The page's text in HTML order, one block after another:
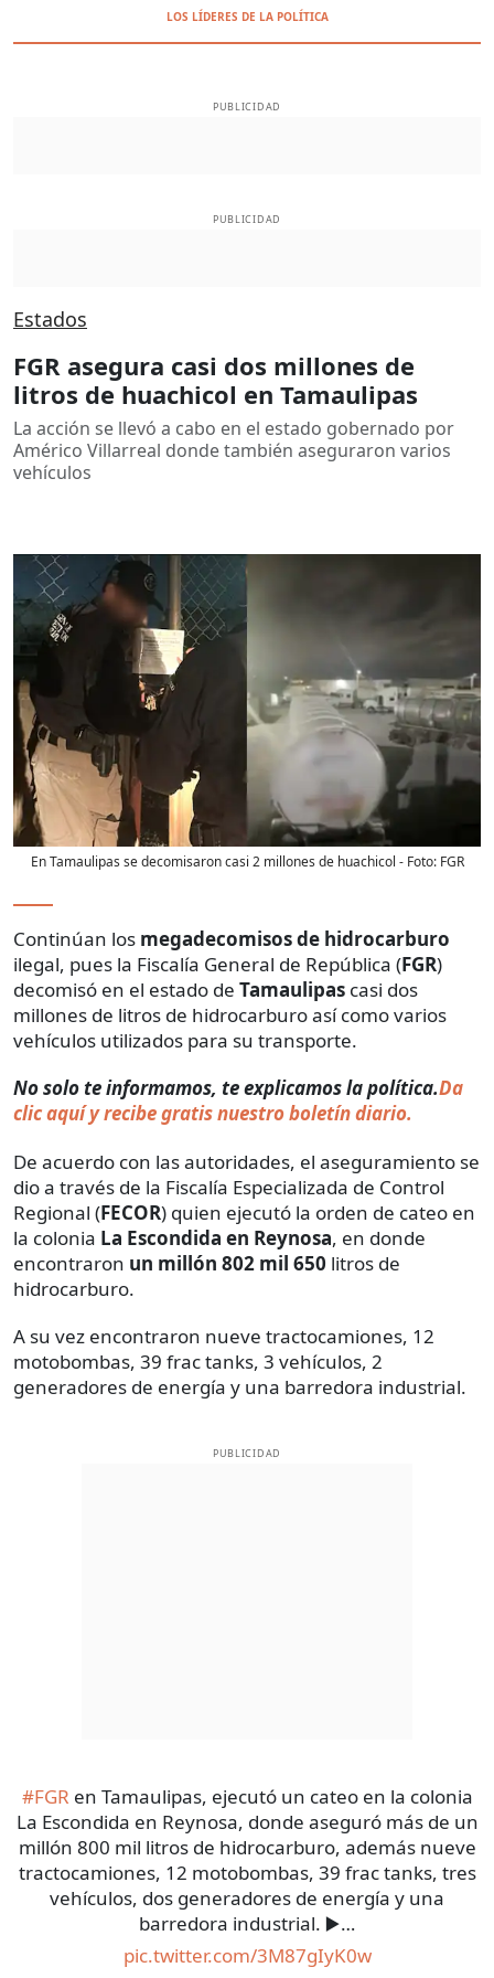
LOS LÍDERES DE LA POLÍTICA
PUBLICIDAD
PUBLICIDAD
Estados
FGR asegura casi dos millones de
litros de huachicol en Tamaulipas
La acción se llevó a cabo en el estado gobernado por
Américo Villarreal donde también aseguraron varios
vehículos
En Tamaulipas se decomisaron casi 2 millones de huachicol - Foto: FGR
Continúan los megadecomisos de hidrocarburo
ilegal, pues la Fiscalía General de República (FGR)
decomisó en el estado de Tamaulipas casi dos
millones de litros de hidrocarburo así como varios
vehículos utilizados para su transporte.
No solo te informamos, te explicamos la política.Da
clic aquí y recibe gratis nuestro boletín diario.
De acuerdo con las autoridades, el aseguramiento se
dio a través de la Fiscalía Especializada de Control
Regional (FECOR) quien ejecutó la orden de cateo en
la colonia La Escondida en Reynosa, en donde
encontraron un millón 802 mil 650 litros de
hidrocarburo.
A su vez encontraron nueve tractocamiones, 12
motobombas, 39 frac tanks, 3 vehículos, 2
generadores de energía y una barredora industrial.
PUBLICIDAD
#FGR en Tamaulipas, ejecutó un cateo en la colonia
La Escondida en Reynosa, donde aseguró más de un
millón 800 mil litros de hidrocarburo, además nueve
tractocamiones, 12 motobombas, 39 frac tanks, tres
vehículos, dos generadores de energía y una
barredora industrial. ▶️…
pic.twitter.com/3M87gIyK0w